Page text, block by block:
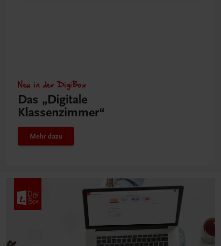
Neu in der DigiBox
Das „Digitale
Klassenzimmer“
Mehr dazu